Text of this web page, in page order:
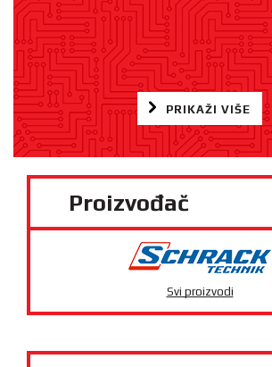
Proizvođač
Svi proizvodi
PRIKAŽI VIŠE